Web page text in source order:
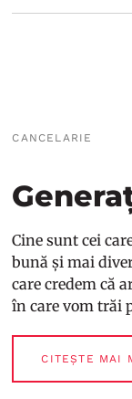
CANCELARIE
Cine sunt cei
bună și mai
care credem că
în care vom trăi
CITEȘTE MAI